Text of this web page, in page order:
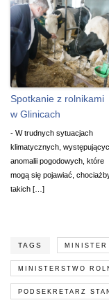
Spotkanie z rolnikami
w Glinicach
- W trudnych sytuacjach
klimatycznych,
anomalii pogodowych, które
mogą się pojawiać,
takich […]
TAGS
MINISTERSTWO
PODSEKRETARZ